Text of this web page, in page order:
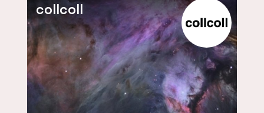
collcoll